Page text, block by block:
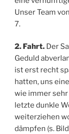
Unser Team
7.
2. Fahrt. Der
Geduld
ist erst recht
hatten, uns
wie immer sehr
letzte dunkle
weiterziehen
dämpfen (s.